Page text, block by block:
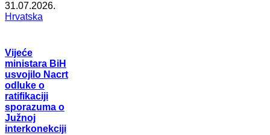
31.07.2026.
Hrvatska
Vijeće
ministara BiH
usvojilo Nacrt
odluke o
ratifikaciji
sporazuma o
Južnoj
interkonekciji